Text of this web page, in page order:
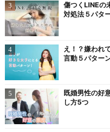
傷つくLINEの
対処法５パタ
え！？嫌われ
言動５パター
既婚男性の好
し方5つ